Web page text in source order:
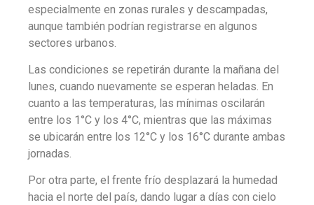
especialmente en zonas rurales y descampadas,
aunque también podrían registrarse en algunos
sectores urbanos.
Las condiciones se repetirán durante la mañana del
lunes, cuando nuevamente se esperan heladas. En
cuanto a las temperaturas, las mínimas oscilarán
entre los 1°C y los 4°C, mientras que las máximas
se ubicarán entre los 12°C y los 16°C durante ambas
jornadas.
Por otra parte, el frente frío desplazará la humedad
hacia el norte del país, dando lugar a días con cielo